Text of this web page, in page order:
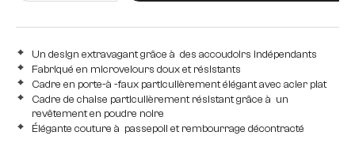
Un design extravagant grâce à des accoudoirs indépendants
Fabriqué en microvelours doux et résistants
Cadre en porte-à -faux particulièrement élégant avec acier plat
Cadre de chaise particulièrement résistant grâce à un
revêtement en poudre noire
Élégante couture à passepoil et rembourrage décontracté